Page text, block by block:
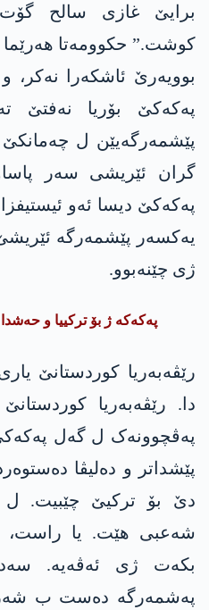
برایێ غازی سالح
کوشت.” حکوومەتا
بوویەرێ ئاشکەرا نەکر،
پەکەکێ بۆریا نەفتێ
پێشمەرگەیێن ل
گران ئێریشی سەر
پەکەکێ دیسا ئەو
یەکسەر پێشمەرگە
ژی چێنەبوو.
پەکەکە ژ بۆ ترکییا و
رێڤەبەریا کوردستانێ
دا. رێڤەبەریا
پەڤچوونەک ل گەل
پێشداتر و دەلیڤا
دێ بۆ ترکیێ چێبیت. ل
شەعبی هێت. یا راست،
بکەت ژی ئەڤەیە.
پەشمەرگە دەست ب